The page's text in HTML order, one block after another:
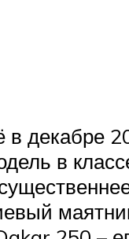
декабре
в